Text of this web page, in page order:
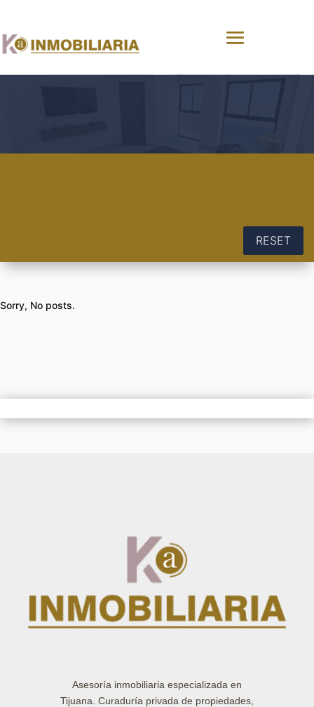
RESET
Sorry, No posts.
Asesoría inmobiliaria especializada en
Tijuana. Curaduría privada de propiedades,